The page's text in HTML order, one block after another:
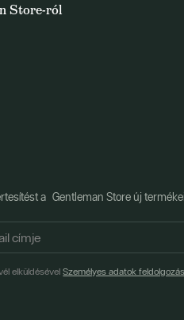
Store-ról
a Gentleman Store új
elküldésévelSzemélyes adatok